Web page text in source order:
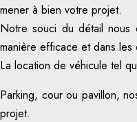
mener à bien votre projet.
Notre souci du détail nous
manière efficace et dans les
La location de véhicule tel
Parking, cour ou pavillon,
projet.